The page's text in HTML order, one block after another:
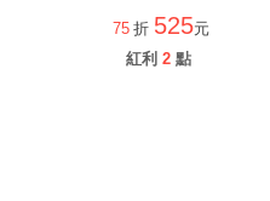
75 折 525元
紅利 2 點